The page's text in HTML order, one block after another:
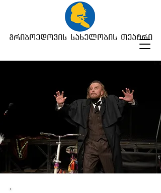
გრიბოედოვის სახელობის თეატრი